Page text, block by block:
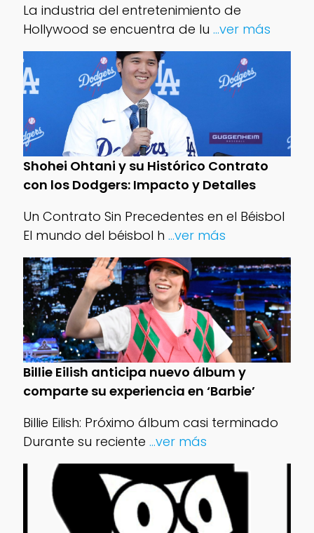
La industria del entretenimiento de
Hollywood se encuentra de lu ...ver más
Shohei Ohtani y su Histórico Contrato
con los Dodgers: Impacto y Detalles
Un Contrato Sin Precedentes en el Béisbol
El mundo del béisbol h ...ver más
Billie Eilish anticipa nuevo álbum y
comparte su experiencia en ‘Barbie’
Billie Eilish: Próximo álbum casi terminado
Durante su reciente ...ver más